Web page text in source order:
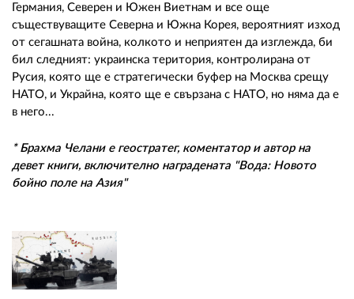
Германия, Северен и Южен Виетнам и все още
съществуващите Северна и Южна Корея, вероятният изход
от сегашната война, колкото и неприятен да изглежда, би
бил следният: украинска територия, контролирана от
Русия, която ще е стратегически буфер на Москва срещу
НАТО, и Украйна, която ще е свързана с НАТО, но няма да е
в него...
* Брахма Челани е геостратег, коментатор и автор на
девет книги, включително наградената "Вода: Новото
бойно поле на Азия"